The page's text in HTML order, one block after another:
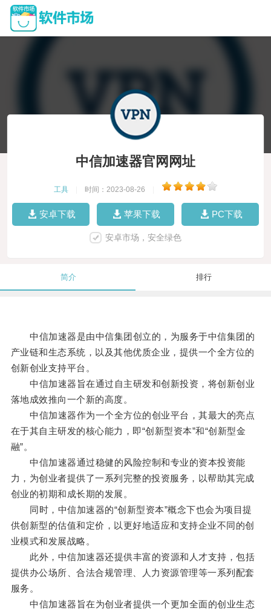
中信加速器官网网址
工具 时间：2023-08-26
安卓下载 苹果下载 PC下载
安卓市场，安全绿色
简介 排行
中信加速器是由中信集团创立的，为服务于中信集团的
产业链和生态系统，以及其他优质企业，提供一个全方位的
创新创业支持平台。
中信加速器旨在通过自主研发和创新投资，将创新创业
落地成效推向一个新的高度。
中信加速器作为一个全方位的创业平台，其最大的亮点
在于其自主研发的核心能力，即“创新型资本”和“创新型金
融”。
中信加速器通过稳健的风险控制和专业的资本投资能
力，为创业者提供了一系列完整的投资服务，以帮助其完成
创业的初期和成长期的发展。
同时，中信加速器的“创新型资本”概念下也会为项目提
供创新型的估值和定价，以更好地适应和支持企业不同的创
业模式和发展战略。
此外，中信加速器还提供丰富的资源和人才支持，包括
提供办公场所、合法合规管理、人力资源管理等一系列配套
服务。
中信加速器旨在为创业者提供一个更加全面的创业生态